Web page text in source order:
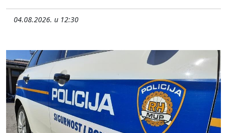
04.08.2026. u 12:30